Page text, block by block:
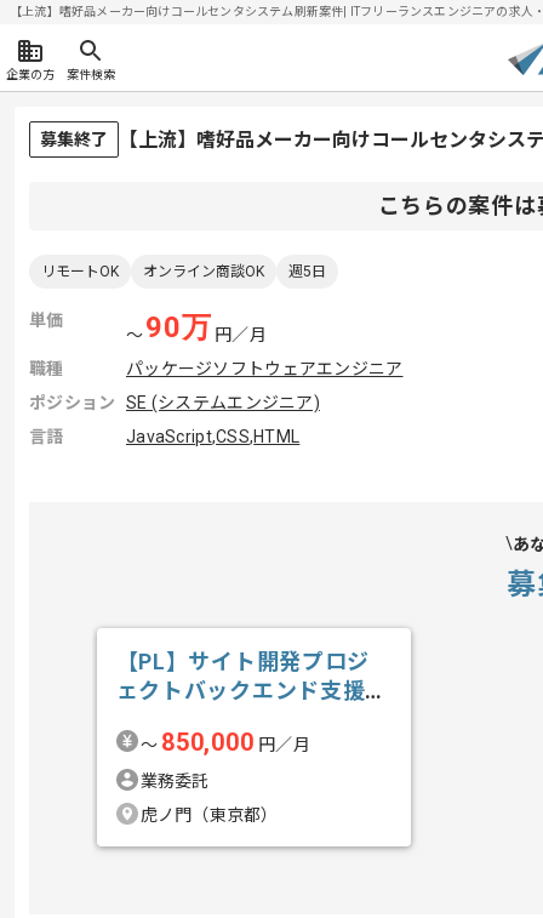
【上流】嗜好品メーカー向けコールセンタシステム刷新案件| ITフリーランスエンジニアの求
企業の方 案件検索
募集終了 【上流】嗜好品メーカー向けコールセンタシス
こちらの案件
リモートOK オンライン商談OK 週5日
単価
〜90万 円／月
職種
パッケージソフトウェアエンジニア
ポジション
SE (システムエンジニア)
言語
JavaScript,CSS,HTML
あ
【PL】サイト開発プロジ
ェクトバックエンド支援の
〜 850,000 円／月
業務委託
虎ノ門（東京都）